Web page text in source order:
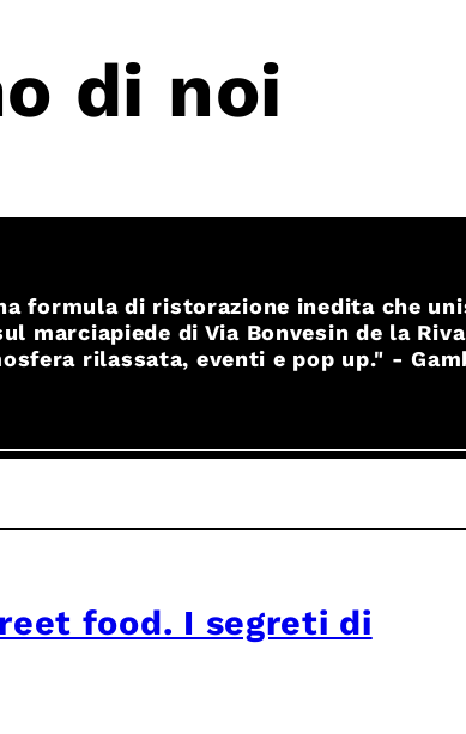
di noi
formula di ristorazione inedita che
marciapiede di Via Bonvesin de la
rilassata, eventi e pop up." -
food. I segreti di